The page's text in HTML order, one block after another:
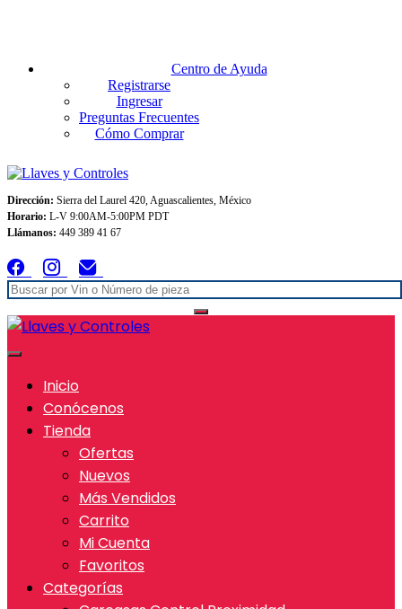
Centro de Ayuda
Registrarse
Ingresar
Preguntas Frecuentes
Cómo Comprar
Dirección: Sierra del Laurel 420, Aguascalientes, México
Horario: L-V 9:00AM-5:00PM PDT
Llámanos: 449 389 41 67
Inicio
Conócenos
Tienda
Ofertas
Nuevos
Más Vendidos
Carrito
Mi Cuenta
Favoritos
Categorías